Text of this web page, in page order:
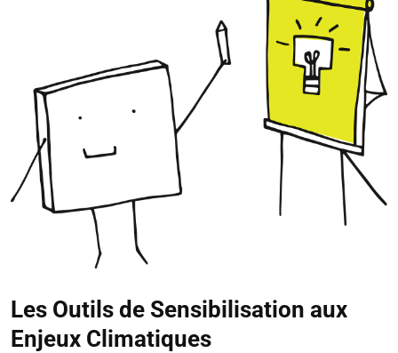
Les Outils de Sensibilisation aux
Enjeux Climatiques